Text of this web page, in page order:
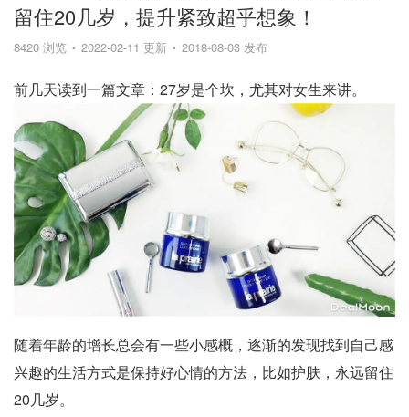
留住20几岁，提升紧致超乎想象！
8420 浏览 2022-02-11 更新 2018-08-03 发布
前几天读到一篇文章：27岁是个坎，尤其对女生来讲。
随着年龄的增长总会有一些小感概，逐渐的发现找到自己感
兴趣的生活方式是保持好心情的方法，比如护肤，永远留住
20几岁。